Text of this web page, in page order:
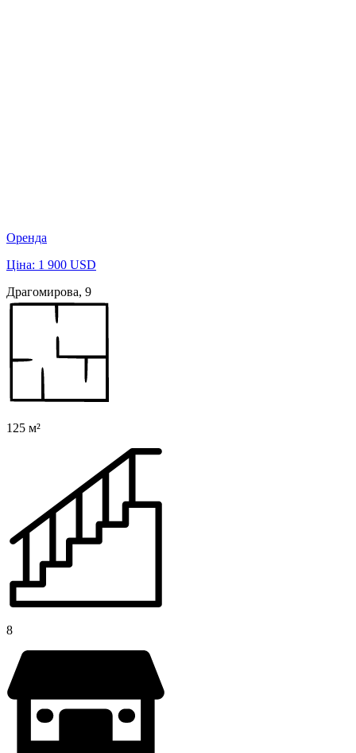
Оренда
Ціна: 1 900 USD
Драгомирова, 9
125 м²
8